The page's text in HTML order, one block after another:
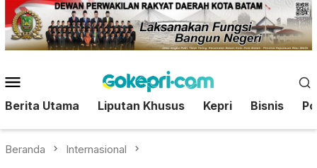
Loncat
ke
konten
Mobile
Berita Utama Liputan Khusus Kepri Bisnis
Beranda Internasional